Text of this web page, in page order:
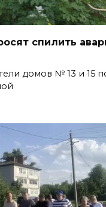
спилить
домов № 13 и 15